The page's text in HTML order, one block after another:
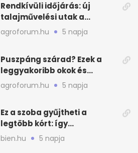
Rendkívüli időjárás: új
talajművelési utak a
gazdáknak
agroforum.hu 5 napja
Puszpáng szárad? Ezek a
leggyakoribb okok és
teendők
agroforum.hu 5 napja
Ez a szoba gyűjtheti a
legtöbb kórt: így
mélytisztítsd otthon
bien.hu 5 napja